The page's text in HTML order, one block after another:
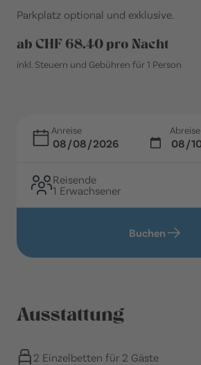
Parkplatz optional und exklusive.
ab CHF 68.40 pro Nacht
inkl. Steuern und Gebühren für 1 Person
Anreise Abreise
Reisende
1 Erwachsener
Buchen
Ausstattung
2 Einzelbetten für 2 Gäste